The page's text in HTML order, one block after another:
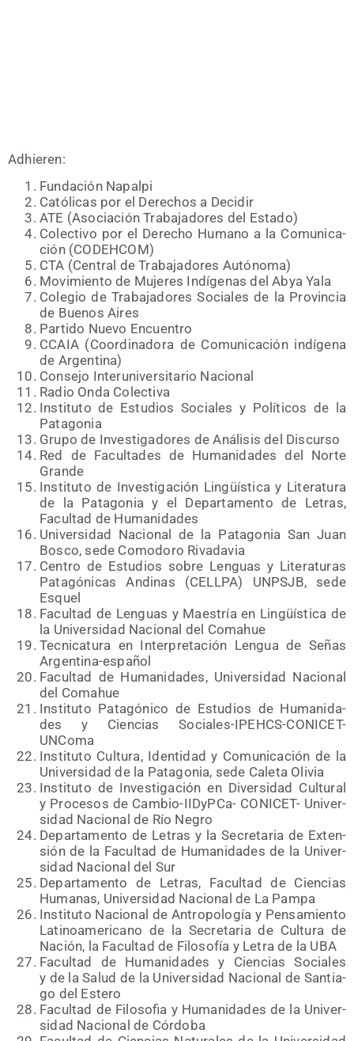
Adhie­ren:
Fun­da­ción Napalpi
Cató­li­cas por el Dere­chos a Decidir
ATE (Aso­cia­ción Tra­ba­ja­do­res del Estado)
Colec­ti­vo por el Dere­cho Humano a la Comu­ni­ca­
ción (CODEHCOM)
CTA (Cen­tral de Tra­ba­ja­do­res Autónoma)
Movi­mien­to de Muje­res Indí­ge­nas del Abya Yala
Cole­gio de Tra­ba­ja­do­res Socia­les de la Pro­vin­cia
de Bue­nos Aires
Par­ti­do Nue­vo Encuentro
CCAIA (Coor­di­na­do­ra de Comu­ni­ca­ción indí­ge­na
de Argentina)
Con­se­jo Inter­uni­ver­si­ta­rio Nacional
Radio Onda Colectiva
Ins­ti­tu­to de Estu­dios Socia­les y Polí­ti­cos de la
Patagonia
Gru­po de Inves­ti­ga­do­res de Aná­li­sis del Discurso
Red de Facul­ta­des de Huma­ni­da­des del Nor­te
Grande
Ins­ti­tu­to de Inves­ti­ga­ción Lin­güís­ti­ca y Lite­ra­tu­ra
de la Pata­go­nia y el Depar­ta­men­to de Letras,
Facul­tad de Humanidades
Uni­ver­si­dad Nacio­nal de la Pata­go­nia San Juan
Bos­co, sede Como­do­ro Rivadavia
Cen­tro de Estu­dios sobre Len­guas y Lite­ra­tu­ras
Pata­gó­ni­cas Andi­nas (CELLPA) UNPSJB, sede
Esquel
Facul­tad de Len­guas y Maes­tría en Lin­güís­ti­ca de
la Uni­ver­si­dad Nacio­nal del Comahue
Tec­ni­ca­tu­ra en Inter­pre­ta­ción Len­gua de Señas
Argentina-español
Facul­tad de Huma­ni­da­des, Uni­ver­si­dad Nacio­nal
del Comahue
Ins­ti­tu­to Pata­gó­ni­co de Estu­dios de Huma­ni­da­
des y Cien­cias Sociales-IPEHCS-CONICET-
UNComa
Ins­ti­tu­to Cul­tu­ra, Iden­ti­dad y Comu­ni­ca­ción de la
Uni­ver­si­dad de la Pata­go­nia, sede Cale­ta Olivia
Ins­ti­tu­to de Inves­ti­ga­ción en Diver­si­dad Cul­tu­ral
y Pro­ce­sos de Cam­bio-IIDyP­Ca- CONICET- Uni­ver­
si­dad Nacio­nal de Río Negro
Depar­ta­men­to de Letras y la Secre­ta­ria de Exten­
sión de la Facul­tad de Huma­ni­da­des de la Uni­ver­
si­dad Nacio­nal del Sur
Depar­ta­men­to de Letras, Facul­tad de Cien­cias
Huma­nas, Uni­ver­si­dad Nacio­nal de La Pampa
Ins­ti­tu­to Nacio­nal de Antro­po­lo­gía y Pen­sa­mien­to
Lati­no­ame­ri­cano de la Secre­ta­ria de Cul­tu­ra de
Nación, la Facul­tad de Filo­so­fía y Letra de la UBA
Facul­tad de Huma­ni­da­des y Cien­cias Socia­les
y de la Salud de la Uni­ver­si­dad Nacio­nal de San­tia­
go del Estero
Facul­tad de Filo­so­fia y Huma­ni­da­des de la Uni­ver­
si­dad Nacio­nal de Córdoba